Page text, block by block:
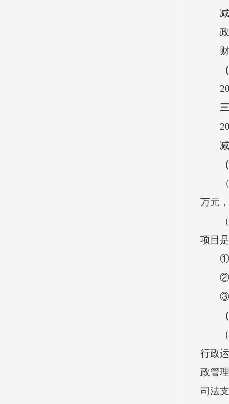
减少
政府
财政
三
减少
（1
万元
（2
项目
①政
②政
③政
（1
行政
政管
司法